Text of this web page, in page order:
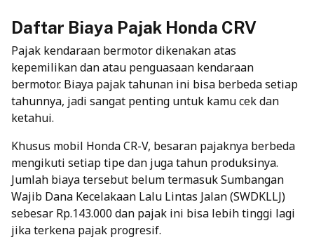
Daftar Biaya Pajak Honda CRV
Pajak kendaraan bermotor dikenakan atas
kepemilikan dan atau penguasaan kendaraan
bermotor. Biaya pajak tahunan ini bisa berbeda setiap
tahunnya, jadi sangat penting untuk kamu cek dan
ketahui.
Khusus mobil Honda CR-V, besaran pajaknya berbeda
mengikuti setiap tipe dan juga tahun produksinya.
Jumlah biaya tersebut belum termasuk Sumbangan
Wajib Dana Kecelakaan Lalu Lintas Jalan (SWDKLLJ)
sebesar Rp.143.000 dan pajak ini bisa lebih tinggi lagi
jika terkena pajak progresif.